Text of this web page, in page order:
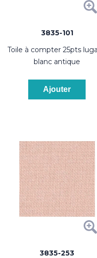
3835-101
toile à compter 25pts lugana
blanc antique
Ajouter
3835-253